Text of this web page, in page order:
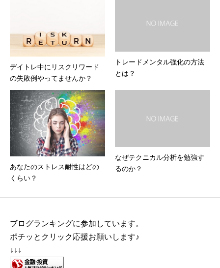
デイトレ中にリスクリワード
の失敗例やってませんか？
トレードメンタル強化の方法
とは？
あなたのストレス耐性はどの
くらい？
なぜテクニカル分析を勉強す
るのか？
ブログランキングに参加しています。
ポチッとクリック応援お願いします♪
↓↓↓